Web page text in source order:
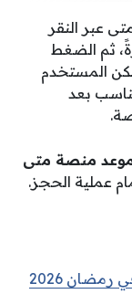
عبر النقر
ثم الضغط
المستخدم
بعد
منصة متى
عملية الحجز.
2026